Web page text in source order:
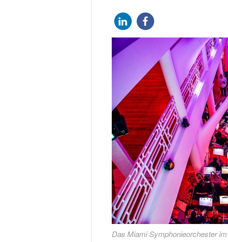
Das Miami Symphonieorchester